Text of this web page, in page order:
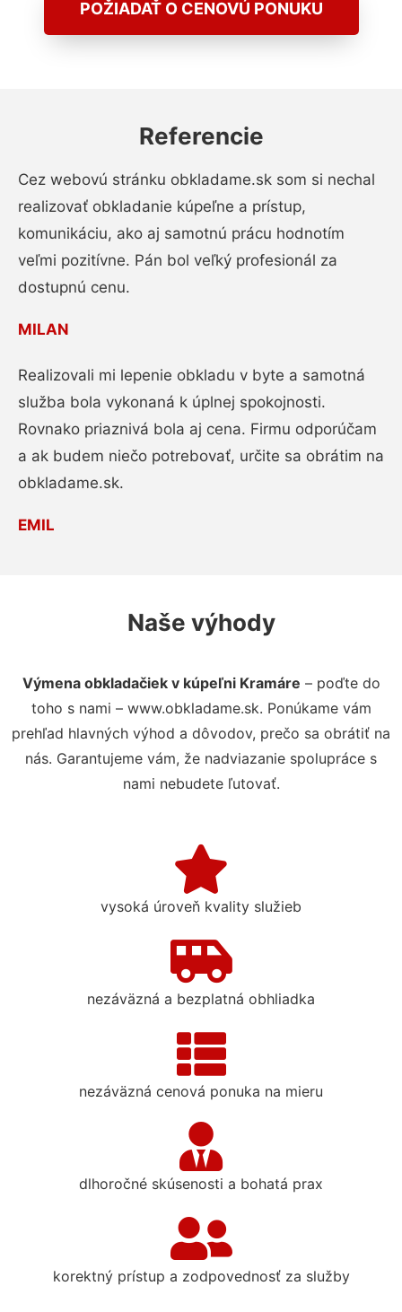
POŽIADAŤ O CENOVÚ PONUKU
Referencie
Cez webovú stránku obkladame.sk som si nechal
realizovať obkladanie kúpeľne a prístup,
komunikáciu, ako aj samotnú prácu hodnotím
veľmi pozitívne. Pán bol veľký profesionál za
dostupnú cenu.
MILAN
Realizovali mi lepenie obkladu v byte a samotná
služba bola vykonaná k úplnej spokojnosti.
Rovnako priaznivá bola aj cena. Firmu odporúčam
a ak budem niečo potrebovať, určite sa obrátim na
obkladame.sk.
EMIL
Naše výhody
Výmena obkladačiek v kúpeľni Kramáre – poďte do
toho s nami – www.obkladame.sk. Ponúkame vám
prehľad hlavných výhod a dôvodov, prečo sa obrátiť na
nás. Garantujeme vám, že nadviazanie spolupráce s
nami nebudete ľutovať.
vysoká úroveň kvality služieb
nezáväzná a bezplatná obhliadka
nezáväzná cenová ponuka na mieru
dlhoročné skúsenosti a bohatá prax
korektný prístup a zodpovednosť za služby